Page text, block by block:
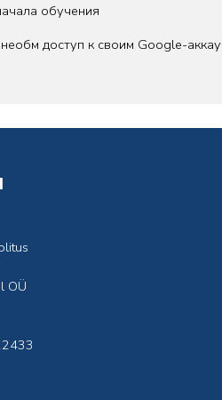
обучения
доступ к своим Google-
OÜ